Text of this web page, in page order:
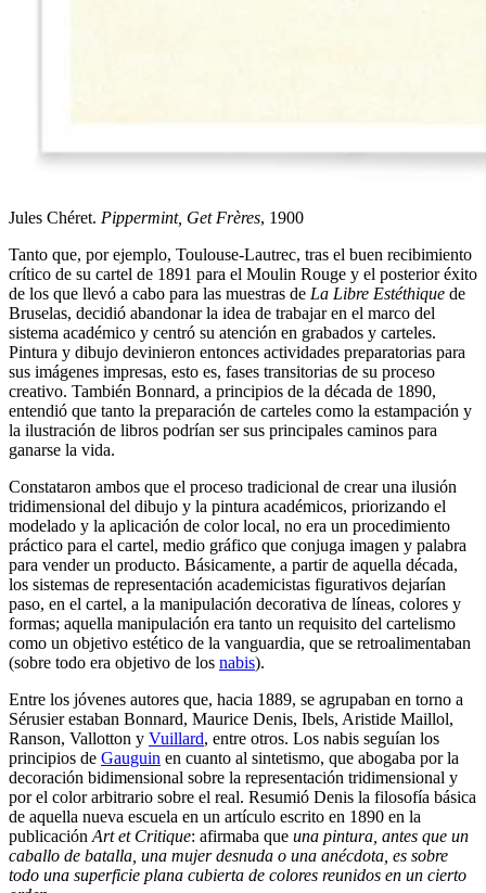
Jules Chéret. Pippermint, Get Frères, 1900
Tanto que, por ejemplo, Toulouse-Lautrec, tras el buen recibimiento
crítico de su cartel de 1891 para el Moulin Rouge y el posterior éxito
de los que llevó a cabo para las muestras de La Libre Estéthique de
Bruselas, decidió abandonar la idea de trabajar en el marco del
sistema académico y centró su atención en grabados y carteles.
Pintura y dibujo devinieron entonces actividades preparatorias para
sus imágenes impresas, esto es, fases transitorias de su proceso
creativo. También Bonnard, a principios de la década de 1890,
entendió que tanto la preparación de carteles como la estampación y
la ilustración de libros podrían ser sus principales caminos para
ganarse la vida.
Constataron ambos que el proceso tradicional de crear una ilusión
tridimensional del dibujo y la pintura académicos, priorizando el
modelado y la aplicación de color local, no era un procedimiento
práctico para el cartel, medio gráfico que conjuga imagen y palabra
para vender un producto. Básicamente, a partir de aquella década,
los sistemas de representación academicistas figurativos dejarían
paso, en el cartel, a la manipulación decorativa de líneas, colores y
formas; aquella manipulación era tanto un requisito del cartelismo
como un objetivo estético de la vanguardia, que se retroalimentaban
(sobre todo era objetivo de los nabis).
Entre los jóvenes autores que, hacia 1889, se agrupaban en torno a
Sérusier estaban Bonnard, Maurice Denis, Ibels, Aristide Maillol,
Ranson, Vallotton y Vuillard, entre otros. Los nabis seguían los
principios de Gauguin en cuanto al sintetismo, que abogaba por la
decoración bidimensional sobre la representación tridimensional y
por el color arbitrario sobre el real. Resumió Denis la filosofía básica
de aquella nueva escuela en un artículo escrito en 1890 en la
publicación Art et Critique: afirmaba que una pintura, antes que un
caballo de batalla, una mujer desnuda o una anécdota, es sobre
todo una superficie plana cubierta de colores reunidos en un cierto